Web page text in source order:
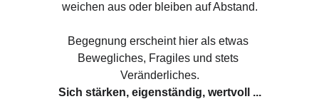
weichen aus oder bleiben auf Abstand.
Begegnung erscheint hier als etwas
Bewegliches, Fragiles und stets
Veränderliches.
Sich stärken, eigenständig, wertvoll ...